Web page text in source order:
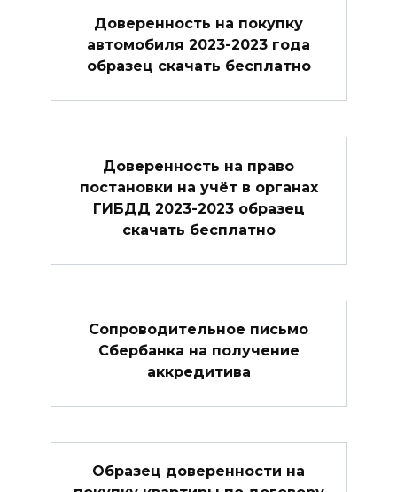
Доверенность на покупку
автомобиля 2023-2023 года
образец скачать бесплатно
Доверенность на право
постановки на учёт в органах
ГИБДД 2023-2023 образец
скачать бесплатно
Сопроводительное письмо
Сбербанка на получение
аккредитива
Образец доверенности на